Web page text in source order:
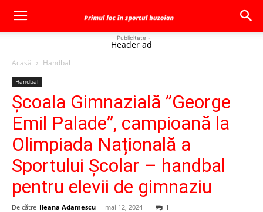
- Publicitate -
Header ad
Acasă Handbal
Handbal
Școala Gimnazială ”George
Emil Palade”, campioană la
Olimpiada Națională a
Sportului Școlar – handbal
pentru elevii de gimnaziu
De către Ileana Adamescu - mai 12, 2024 1